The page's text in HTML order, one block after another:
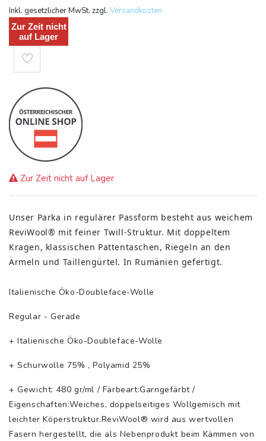
Inkl. gesetzlicher MwSt. zzgl. Versandkosten
Zur Zeit nicht
auf Lager
Zur Zeit nicht auf Lager
Unser Parka in regulärer Passform besteht aus weichem
ReviWool® mit feiner Twill-Struktur. Mit doppeltem
Kragen, klassischen Pattentaschen, Riegeln an den
Ärmeln und Taillengürtel. In Rumänien gefertigt.
Italienische Öko-Doubleface-Wolle
Regular - Gerade
+ Italienische Öko-Doubleface-Wolle
+ Schurwolle 75% , Polyamid 25%
+ Gewicht: 480 gr/ml / Färbeart:Garngefärbt /
Eigenschaften:Weiches, doppelseitiges Wollgemisch mit
leichter Köperstruktur.ReviWool® wird aus wertvollen
Fasern hergestellt, die als Nebenprodukt beim Kämmen von